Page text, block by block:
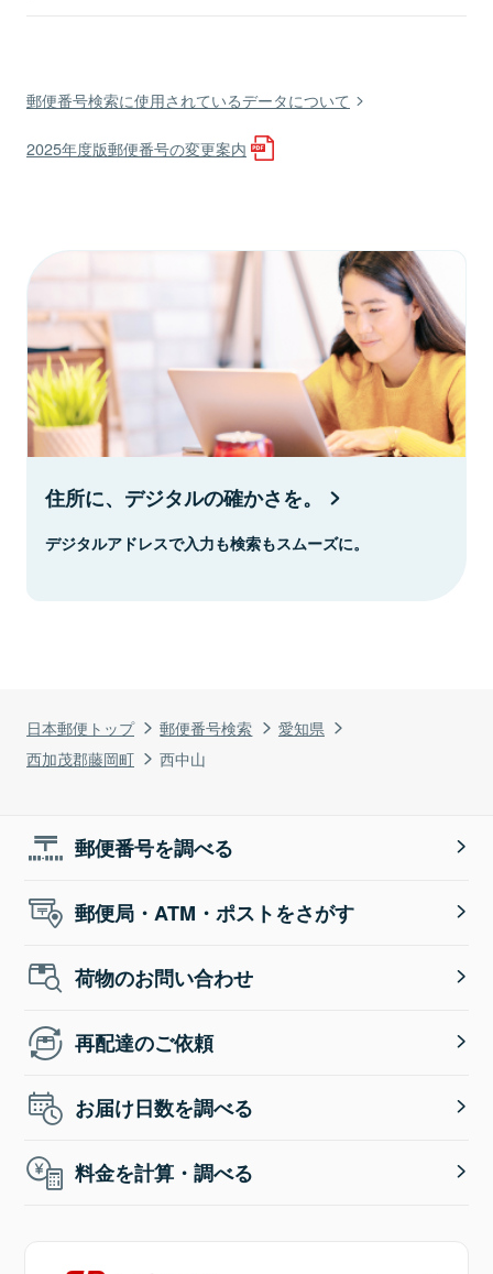
日本郵便トップ 郵便番号検索
愛知県
西加茂郡藤岡町
西中山
郵便番号検索に使用されているデータについて
2025年度版郵便番号の変更案内
住所に、デジタルの確かさを。
デジタルアドレスで入力も検索もスムーズに。
郵便番号を調べる
郵便局・ATM・ポストをさがす
荷物のお問い合わせ
再配達のご依頼
お届け日数を調べる
料金を計算・調べる